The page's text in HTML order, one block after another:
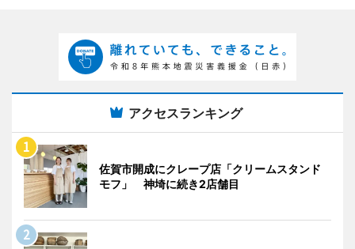
アクセスランキング
佐賀市開成にクレープ店「クリームスタンド
モフ」 神埼に続き2店舗目